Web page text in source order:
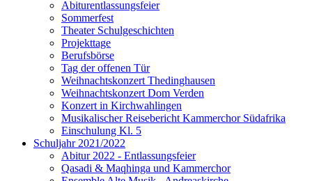
Abiturentlassungsfeier
Sommerfest
Theater Schulgeschichten
Projekttage
Berufsbörse
Tag der offenen Tür
Weihnachtskonzert Thedinghausen
Weihnachtskonzert Dom Verden
Konzert in Kirchwahlingen
Musikalischer Reisebericht Kammerchor Südafrika
Einschulung Kl. 5
Schuljahr 2021/2022
Abitur 2022 - Entlassungsfeier
Qasadi & Maqhinga und Kammerchor